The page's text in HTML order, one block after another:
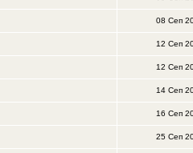
08 Сеп
12 Сеп
12 Сеп
14 Сеп
16 Сеп
25 Сеп